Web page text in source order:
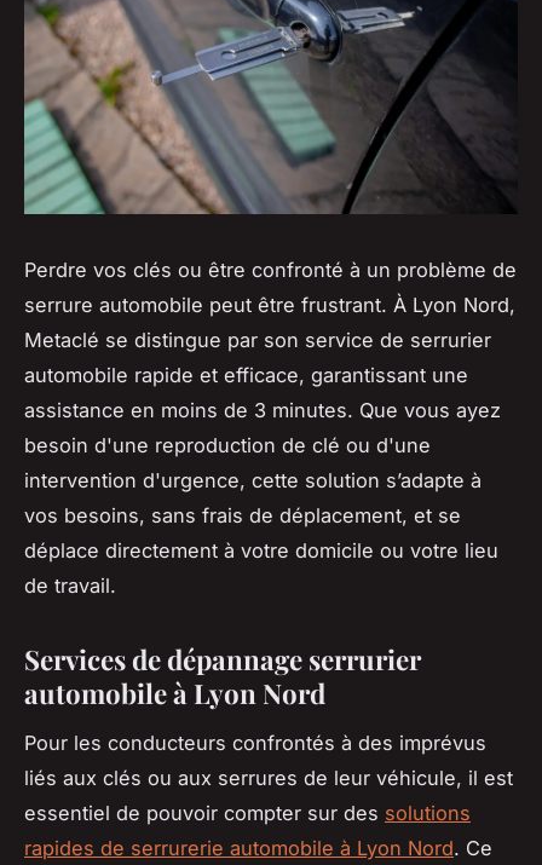
Perdre vos clés ou être confronté à un problème de
serrure automobile peut être frustrant. À Lyon Nord,
Metaclé se distingue par son service de serrurier
automobile rapide et efficace, garantissant une
assistance en moins de 3 minutes. Que vous ayez
besoin d'une reproduction de clé ou d'une
intervention d'urgence, cette solution s’adapte à
vos besoins, sans frais de déplacement, et se
déplace directement à votre domicile ou votre lieu
de travail.
Services de dépannage serrurier
automobile à Lyon Nord
Pour les conducteurs confrontés à des imprévus
liés aux clés ou aux serrures de leur véhicule, il est
essentiel de pouvoir compter sur des solutions
rapides de serrurerie automobile à Lyon Nord. Ce